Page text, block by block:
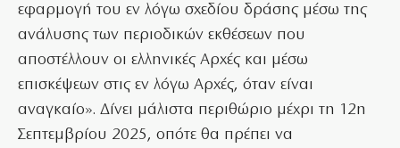
εφαρμογή του εν λόγω σχεδίου δράσης μέσω της
ανάλυσης των περιοδικών εκθέσεων που
αποστέλλουν οι ελληνικές Αρχές και μέσω
επισκέψεων στις εν λόγω Αρχές, όταν είναι
αναγκαίο». Δίνει μάλιστα περιθώριο μέχρι τη 12η
Σεπτεμβρίου 2025, οπότε θα πρέπει να